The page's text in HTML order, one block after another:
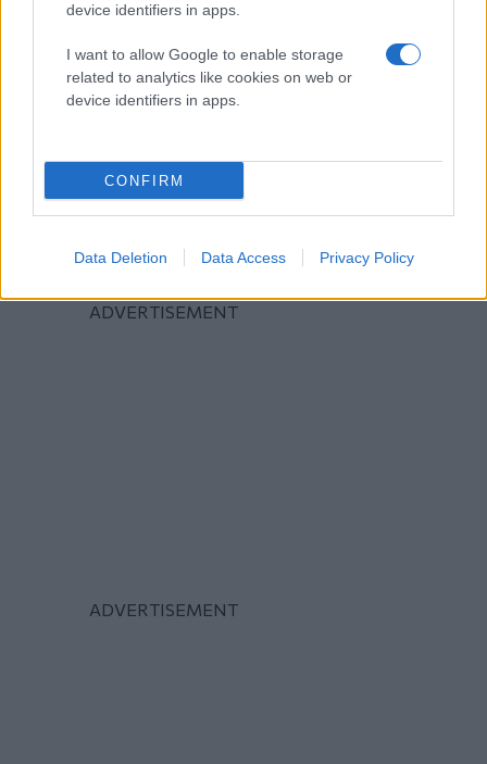
device identifiers in apps.
I want to allow Google to enable storage
related to analytics like cookies on web or
device identifiers in apps.
CONFIRM
Data Deletion Data Access Privacy Policy